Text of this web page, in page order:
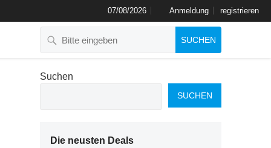
07/08/2026 Anmeldung registrieren
SUCHEN
Suchen
SUCHEN
Die neusten Deals